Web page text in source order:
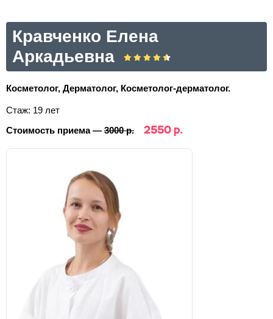
Кравченко Елена
Аркадьевна
Косметолог, Дерматолог, Косметолог-дерматолог.
Стаж: 19 лет
Стоимость приема — 3000 р. 2550 р.